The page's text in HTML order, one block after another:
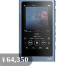
NW-A45 :
Bluetooth/microSD/ハイ
レゾ対応 最大39時間連
続再生 2017年モデル ホ
ライズングリーン NW-
A45 G
¥ 64,350